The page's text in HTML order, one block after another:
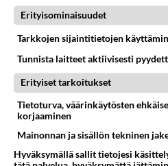
Anonyymi
Ei taida Suomen
niin kovaa valehtelijaa ja
Purra? Putinin pussiin hän
pelaa. Tietoisesti tai
Erityisominaisuudet
Tarkkojen sijaintitietojen
Tunnista laitteet aktiivisesti
Erityiset tarkoitukset
Tietoturva, väärinkäytösten
korjaaminen
Mainonnan ja sisällön tekninen
Hyväksymällä sallit tietojesi